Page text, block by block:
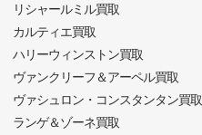
リシャールミル買取
カルティエ買取
ハリーウィンストン買取
ヴァンクリーフ＆アーペル買取
ヴァシュロン・コンスタンタン買取
ランゲ＆ゾーネ買取